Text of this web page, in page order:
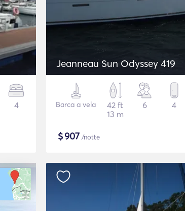
4
Jeanneau Sun Odyssey 419
Barca a vela
42 ft
13 m
6 4
$907 /notte